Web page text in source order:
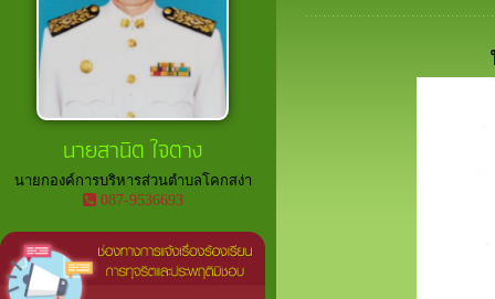
นายสานิต ใจตาง
นายกองค์การบริหารส่วนตำบลโคกสง่า
087-9536693